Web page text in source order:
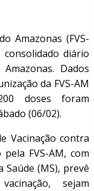
Amazonas (FVS-
diário
Dados
da FVS-AM
doses foram
(06/02).
Vacinação contra
FVS-AM, com
(MS), prevê
sejam